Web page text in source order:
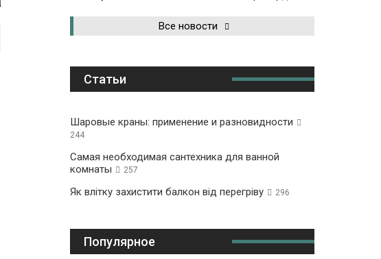
Все новости
Статьи
Шаровые краны: применение и разновидности
244
Самая необходимая сантехника для ванной
комнаты
257
Як влітку захистити балкон від перегріву 296
Популярное